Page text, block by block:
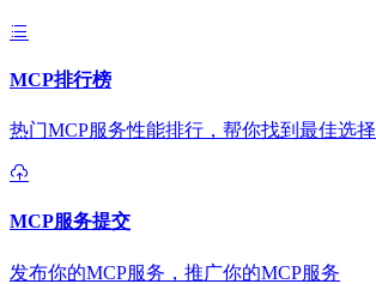
MCP排行榜
热门MCP服务性能排行，帮你找到最佳选择
MCP服务提交
发布你的MCP服务，推广你的MCP服务